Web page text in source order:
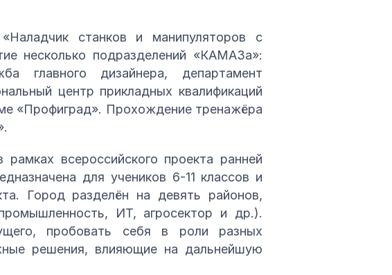
станков и манипуляторов с
несколько подразделений «КАМАЗа»:
главного дизайнера, департамент
центр прикладных квалификаций
«Профиград». Прохождение тренажёра
всероссийского проекта ранней
для учеников 6-11 классов и
Город разделён на девять районов,
ИТ, агросектор и др.).
пробовать себя в роли разных
решения, влияющие на дальнейшую